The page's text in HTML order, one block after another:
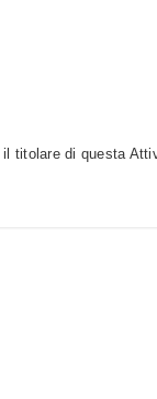
il titolare di questa